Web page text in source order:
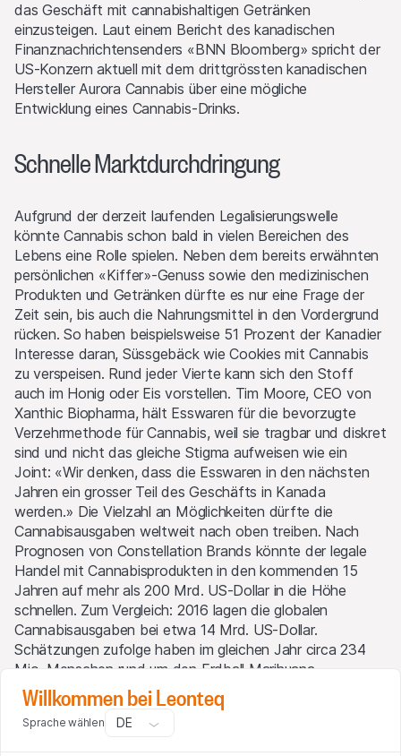
das Geschäft mit cannabishaltigen Getränken
einzusteigen. Laut einem Bericht des kanadischen
Finanznachrichtensenders «BNN Bloomberg» spricht der
US-Konzern aktuell mit dem drittgrössten kanadischen
Hersteller Aurora Cannabis über eine mögliche
Entwicklung eines Cannabis-Drinks.
Schnelle Marktdurchdringung
Aufgrund der derzeit laufenden Legalisierungswelle
könnte Cannabis schon bald in vielen Bereichen des
Lebens eine Rolle spielen. Neben dem bereits erwähnten
persönlichen «Kiffer»-Genuss sowie den medizinischen
Produkten und Getränken dürfte es nur eine Frage der
Zeit sein, bis auch die Nahrungsmittel in den Vordergrund
rücken. So haben beispielsweise 51 Prozent der Kanadier
Interesse daran, Süssgebäck wie Cookies mit Cannabis
zu verspeisen. Rund jeder Vierte kann sich den Stoff
auch im Honig oder Eis vorstellen. Tim Moore, CEO von
Xanthic Biopharma, hält Esswaren für die bevorzugte
Verzehrmethode für Cannabis, weil sie tragbar und diskret
sind und nicht das gleiche Stigma aufweisen wie ein
Joint: «Wir denken, dass die Esswaren in den nächsten
Jahren ein grosser Teil des Geschäfts in Kanada
werden.» Die Vielzahl an Möglichkeiten dürfte die
Cannabisausgaben weltweit nach oben treiben. Nach
Prognosen von Constellation Brands könnte der legale
Handel mit Cannabisprodukten in den kommenden 15
Jahren auf mehr als 200 Mrd. US-Dollar in die Höhe
schnellen. Zum Vergleich: 2016 lagen die globalen
Cannabisausgaben bei etwa 14 Mrd. US-Dollar.
Schätzungen zufolge haben im gleichen Jahr circa 234
Mio. Menschen rund um den Erdball Marihuana
konsumiert.
Willkommen bei Leonteq
Sprache wählen DE